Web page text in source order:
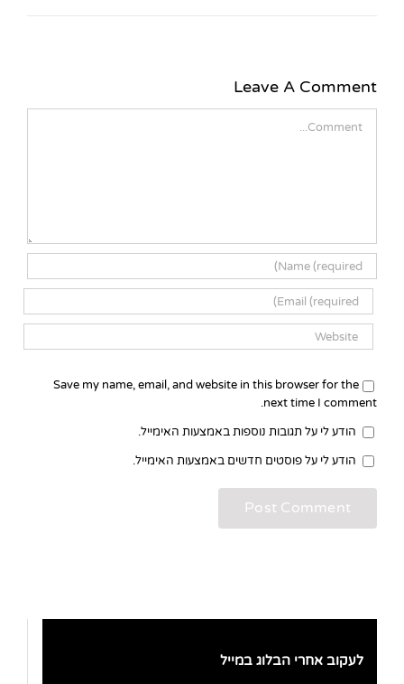
Leave A Comment
Save my name, email, and website in this browser for the
next time I comment.
הודע לי על תגובות נוספות באמצעות האימייל.
הודע לי על פוסטים חדשים באמצעות האימייל.
לעקוב אחרי הבלוג במייל